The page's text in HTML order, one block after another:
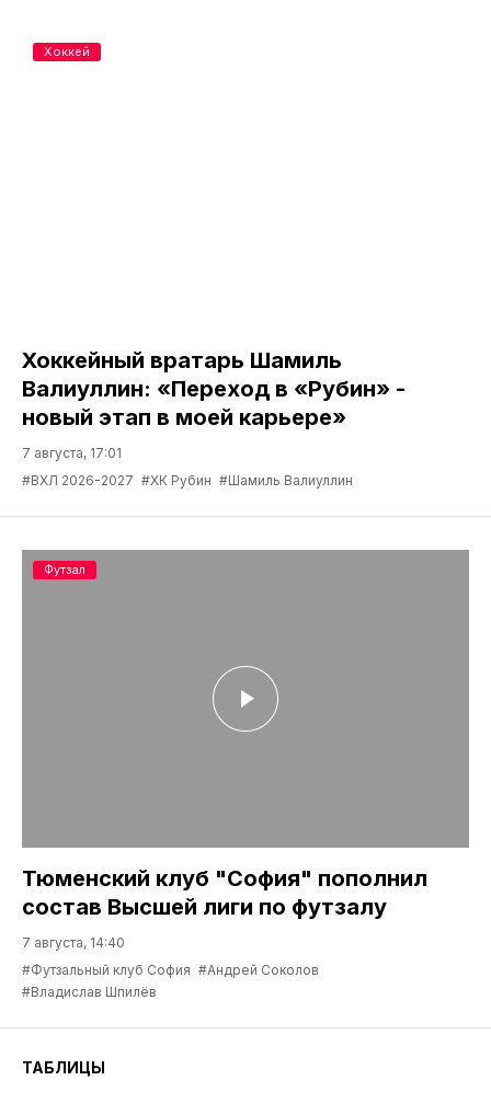
Хоккейный вратарь Шамиль
Валиуллин: «Переход в «Рубин» -
новый этап в моей карьере»
7 августа, 17:01
#ВХЛ 2026-2027 #ХК Рубин #Шамиль Валиуллин
Хоккей
Тюменский клуб "София" пополнил
состав Высшей лиги по футзалу
7 августа, 14:40
#Футзальный клуб София #Андрей Соколов
#Владислав Шпилёв
Футзал
ТАБЛИЦЫ